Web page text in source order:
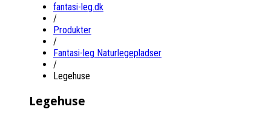
fantasi-leg.dk
/
Produkter
/
Fantasi-leg Naturlegepladser
/
Legehuse
Legehuse